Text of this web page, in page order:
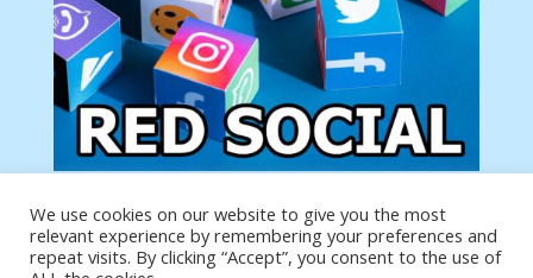
Tu anuncio va aquí
Podemos poner tu anuncio aquí con un link de tu
We use cookies on our website to give you the most
relevant experience by remembering your preferences and
repeat visits. By clicking “Accept”, you consent to the use of